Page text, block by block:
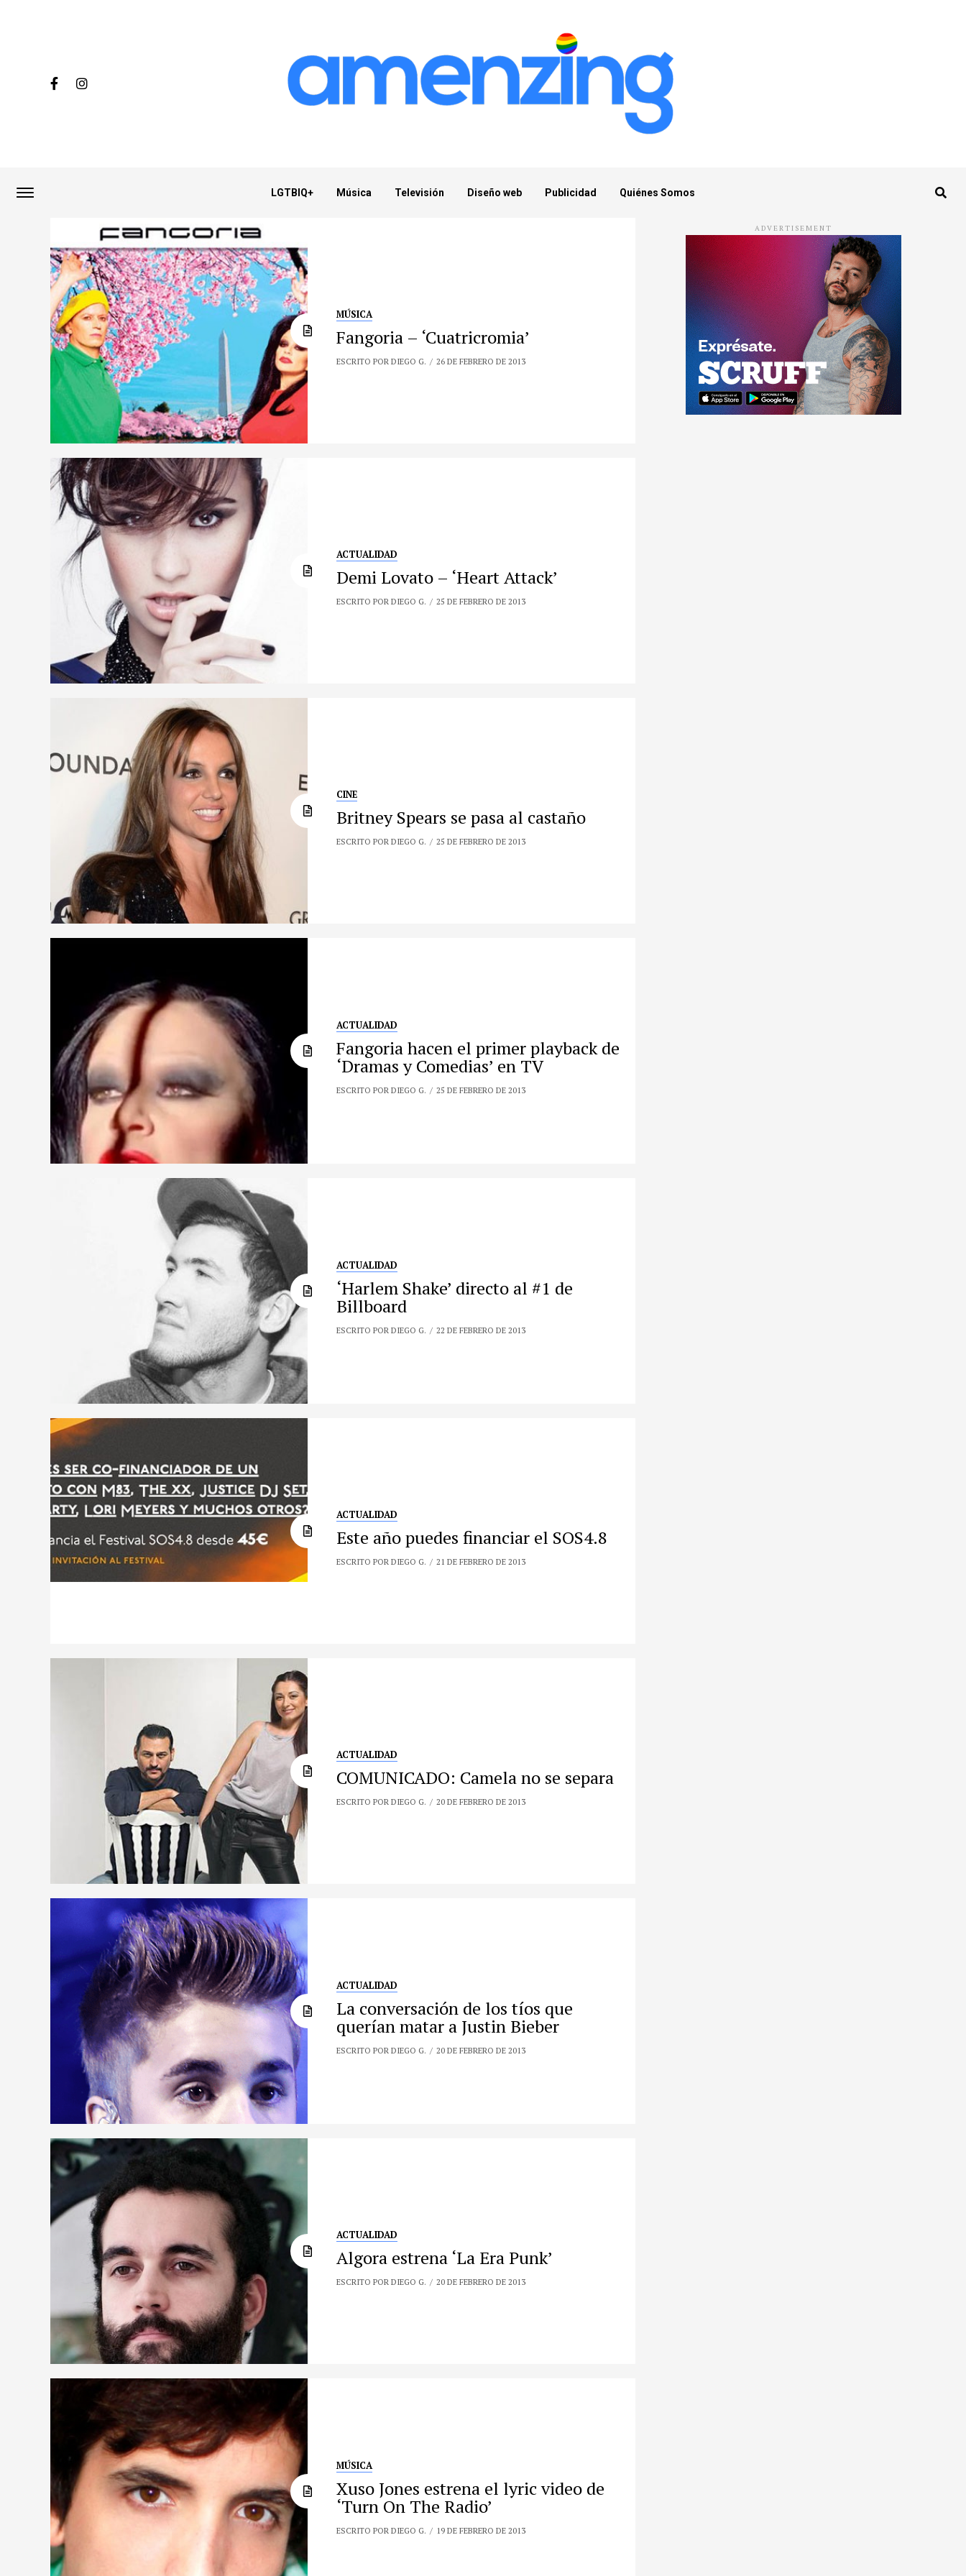
LGTBIQ+ Música Televisión Diseño web Publicidad Quiénes Somos
MÚSICA
Fangoria – ‘Cuatricromia’
ESCRITO POR DIEGO G. 26 DE FEBRERO DE 2013
ACTUALIDAD
Demi Lovato – ‘Heart Attack’
ESCRITO POR DIEGO G. 25 DE FEBRERO DE 2013
CINE
Britney Spears se pasa al castaño
ESCRITO POR DIEGO G. 25 DE FEBRERO DE 2013
ACTUALIDAD
Fangoria hacen el primer playback de
‘Dramas y Comedias’ en TV
ESCRITO POR DIEGO G. 25 DE FEBRERO DE 2013
ACTUALIDAD
‘Harlem Shake’ directo al #1 de
Billboard
ESCRITO POR DIEGO G. 22 DE FEBRERO DE 2013
ACTUALIDAD
Este año puedes financiar el SOS4.8
ESCRITO POR DIEGO G. 21 DE FEBRERO DE 2013
ACTUALIDAD
COMUNICADO: Camela no se separa
ESCRITO POR DIEGO G. 20 DE FEBRERO DE 2013
ACTUALIDAD
La conversación de los tíos que
querían matar a Justin Bieber
ESCRITO POR DIEGO G. 20 DE FEBRERO DE 2013
ACTUALIDAD
Algora estrena ‘La Era Punk’
ESCRITO POR DIEGO G. 20 DE FEBRERO DE 2013
MÚSICA
Xuso Jones estrena el lyric video de
‘Turn On The Radio’
ESCRITO POR DIEGO G. 19 DE FEBRERO DE 2013
ADVERTISEMENT